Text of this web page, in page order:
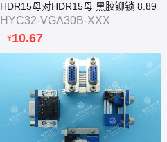
HDR15母对HDR15母 黑胶铆锁 8.89
HYC32-VGA30B-XXX
¥10.67